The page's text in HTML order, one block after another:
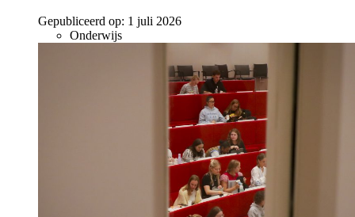
Gepubliceerd op: 1 juli 2026
Onderwijs